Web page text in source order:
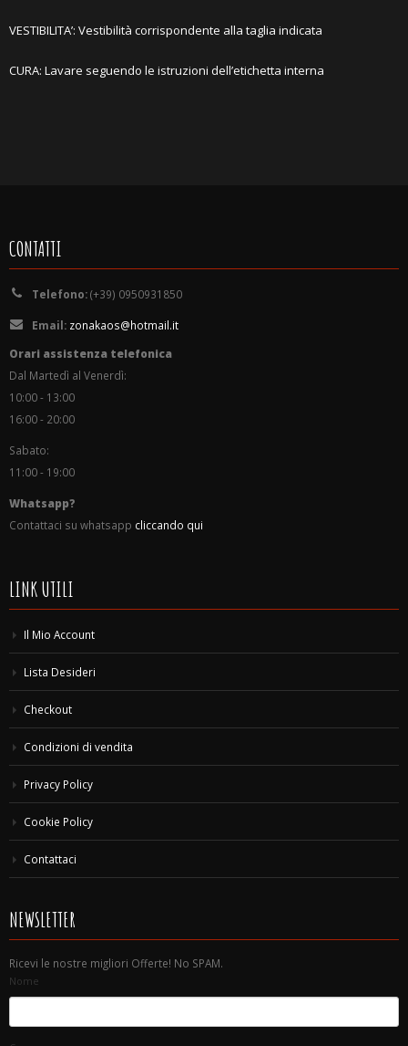
VESTIBILITA’: Vestibilità corrispondente alla taglia indicata
CURA: Lavare seguendo le istruzioni dell’etichetta interna
CONTATTI
Telefono:(+39) 0950931850
Email: zonakaos@hotmail.it
Orari assistenza telefonica
Dal Martedì al Venerdì:
10:00 - 13:00
16:00 - 20:00
Sabato:
11:00 - 19:00
Whatsapp?
Contattaci su whatsapp cliccando qui
LINK UTILI
Il Mio Account
Lista Desideri
Checkout
Condizioni di vendita
Privacy Policy
Cookie Policy
Contattaci
NEWSLETTER
Ricevi le nostre migliori Offerte! No SPAM.
Nome